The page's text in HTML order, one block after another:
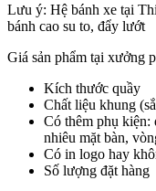
Lưu ý: Hệ bánh xe tại
bánh cao su to, đẩy lướt
Giá sản phẩm tại xưởng
Kích thước quầy
Chất liệu khung
Có thêm phụ kiện:
nhiêu mặt bàn,
Có in logo hay
Số lượng đặt hàng